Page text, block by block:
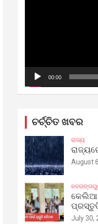
00:00
ଚର୍ଚ୍ଚିତ ଖବର
ରାଜ୍ୟ
August
କେଲିଆ
July 30,